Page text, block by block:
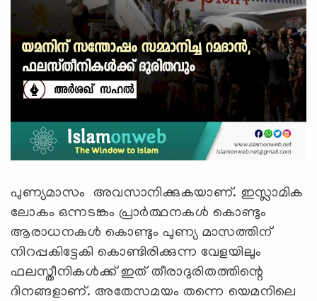
പുണ്യമാസം അവസാനിക്കുകയാണ്. ഇസ്ലാമിക
ലോകം ഒന്നടങ്കം പ്രാർത്ഥനകൾ കൊണ്ടും
ആരാധനകൾ കൊണ്ടും പുണ്യ മാസത്തിന്
നിറപ്പകിട്ടേകി കൊണ്ടിരിക്കുന്ന വേളയിലും
ഫലസ്തീനികൾക്ക് ഇത്‌ തീരാദുരിതത്തിന്റെ
ദിനങ്ങളാണ്. അതേസമയം തന്നെ യെമനിലെ